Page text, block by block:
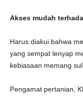
Akses mudah
Harus diakui bahwa
yang sempat lenyap
kebiasaan memang
Pengamat pertanian,